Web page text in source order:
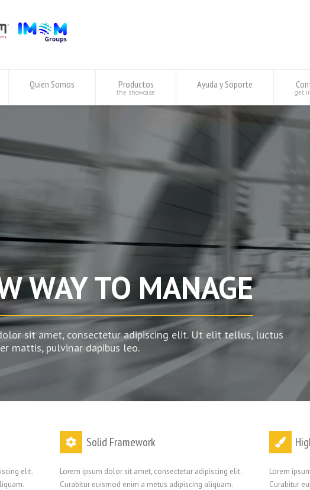
Quien Somos Productos
the showcase
Ayuda y Soporte
get
WAY TO MANAGE
sit amet, consectetur adipiscing elit. Ut elit tellus, luctus
mattis, pulvinar dapibus leo.
elit.
Solid Framework
Lorem ipsum dolor sit amet, consectetur adipiscing elit.
Curabitur euismod enim a metus adipiscing aliquam.
Lorem
Curabitur